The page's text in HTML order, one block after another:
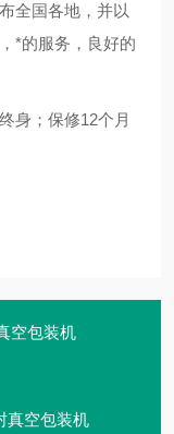
全国各地，并以
*的服务，良好的
身；保修12个月
空包装机
真空包装机